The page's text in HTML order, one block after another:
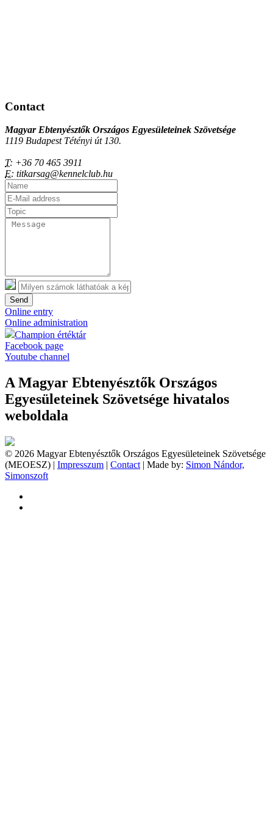
Contact
Magyar Ebtenyésztők Országos Egyesületeinek Szövetsége
1119 Budapest Tétényi út 130.
T: +36 70 465 3911
E: titkarsag@kennelclub.hu
Send
Online entry
Online administration
Champion értéktár
Facebook page
Youtube channel
A Magyar Ebtenyésztők Országos
Egyesületeinek Szövetsége hivatalos
weboldala
© 2026 Magyar Ebtenyésztők Országos Egyesületeinek Szövetsége
(MEOESZ) | Impresszum | Contact | Made by: Simon Nándor,
Simonszoft